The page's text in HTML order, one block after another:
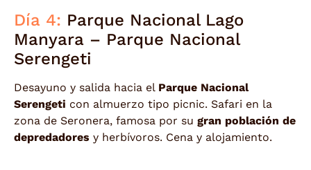
Día 4: Parque Nacional Lago
Manyara – Parque Nacional
Serengeti
Desayuno y salida hacia el Parque Nacional
Serengeti con almuerzo tipo picnic. Safari en la
zona de Seronera, famosa por su gran población de
depredadores y herbívoros. Cena y alojamiento.